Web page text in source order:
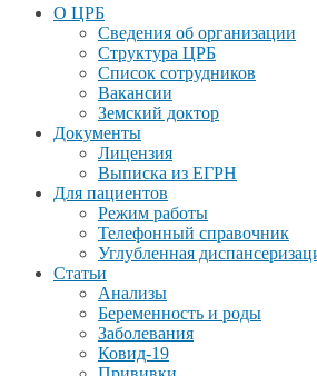
О ЦРБ
Сведения об организации
Структура ЦРБ
Список сотрудников
Вакансии
Земский доктор
Документы
Лицензия
Выписка из ЕГРН
Для пациентов
Режим работы
Телефонный справочник
Углубленная
Статьи
Анализы
Беременность и роды
Заболевания
Ковид-19